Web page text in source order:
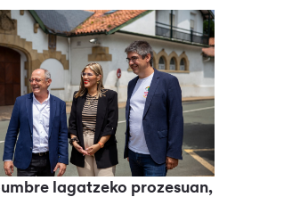
lagatzeko prozesuan,